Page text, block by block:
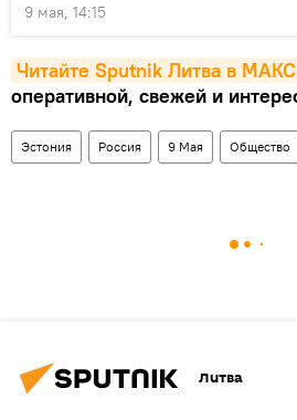
9 мая, 14:15
Читайте Sputnik Литва в
оперативной, свежей и
Эстония Россия 9 Мая Общество
Литва